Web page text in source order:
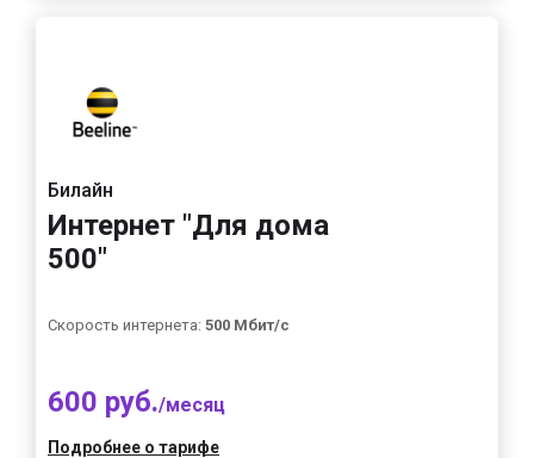
Билайн
Интернет "Для дома
500"
Скорость интернета: 500 Мбит/с
600 руб./месяц
Подробнее о тарифе